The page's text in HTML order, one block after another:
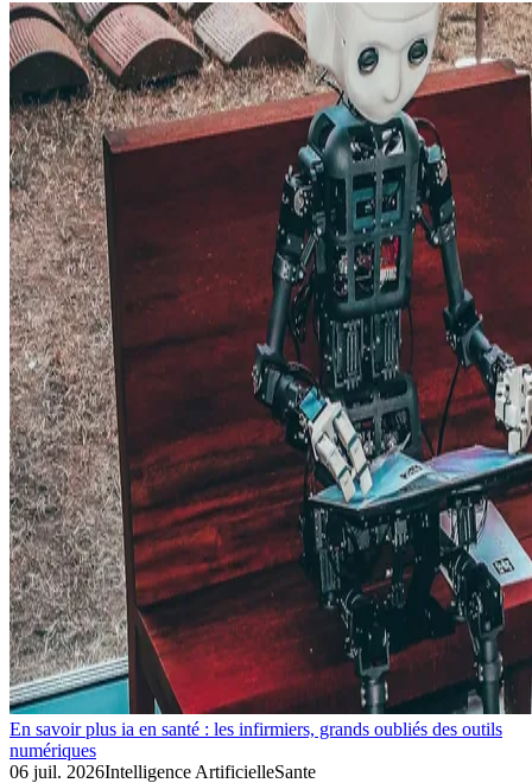
En savoir plus ia en santé : les infirmiers, grands oubliés des outils
numériques
06 juil. 2026Intelligence ArtificielleSante